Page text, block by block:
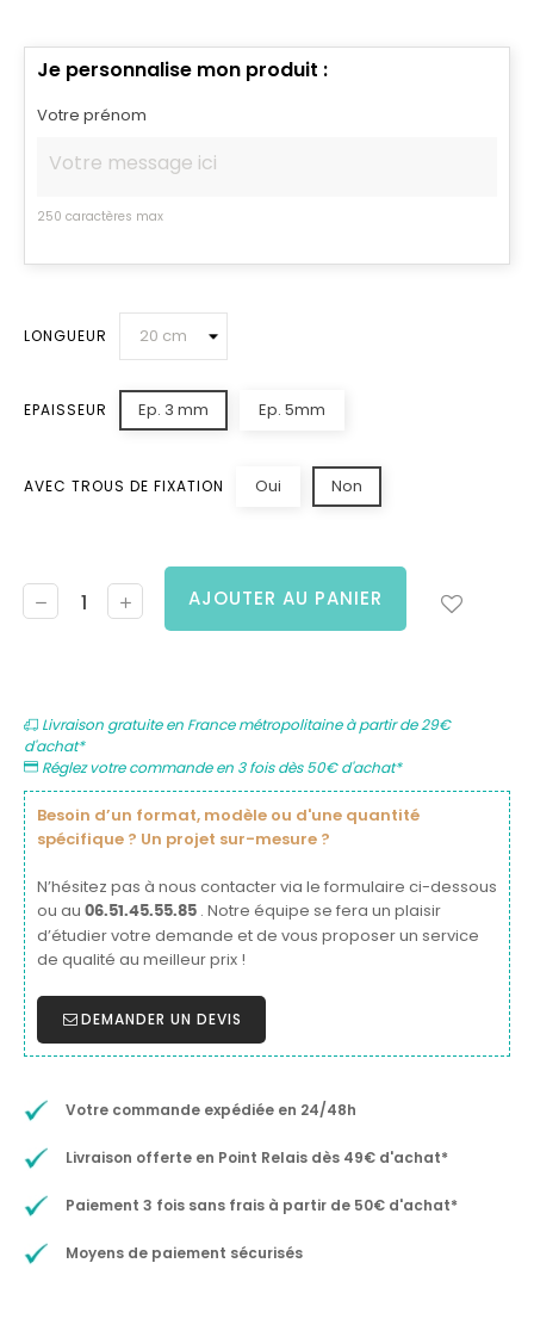
Je personnalise mon produit :
Votre prénom
250 caractères max
LONGUEUR
EPAISSEUR Ep. 3 mm Ep. 5mm
AVEC TROUS DE FIXATION Oui Non
AJOUTER AU PANIER
Livraison gratuite en France métropolitaine à partir de 29€
d'achat*
Réglez votre commande en 3 fois dès 50€ d'achat*
Besoin d’un format, modèle ou d'une quantité
spécifique ? Un projet sur-mesure ?
N’hésitez pas à nous contacter via le formulaire ci-dessous
ou au 06.51.45.55.85 . Notre équipe se fera un plaisir
d’étudier votre demande et de vous proposer un service
de qualité au meilleur prix !
DEMANDER UN DEVIS
Votre commande expédiée en 24/48h
Livraison offerte en Point Relais dès 49€ d'achat*
Paiement 3 fois sans frais à partir de 50€ d'achat*
Moyens de paiement sécurisés